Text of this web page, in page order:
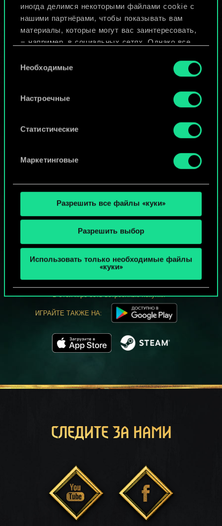
иногда делимся некоторыми файлами cookie с
нашими партнёрами, чтобы показывать вам
материалы, которые могут вас заинтересовать,
— например, в социальных сетях. Однако все
разрешения.
Найти подробную информацию о том, как мы
используем ваши файлы cookie, и изменить
«Настройки» ниже.
согласия
Необходимые
Настроечные
Статистические
Маркетинговые
Разрешить все файлы «куки»
Разрешить выбор
Использовать только необходимые файлы
«куки»
ИЛИ
МОЖЕТ ПАРТЕЕЧКУ В ГВИНТ?
ИГРАТЬ
БЕСПЛАТНО НА ПК
В этой игре есть встроенные покупки
ИГРАЙТЕ ТАКЖЕ НА:
СЛЕДИТЕ ЗА НАМИ